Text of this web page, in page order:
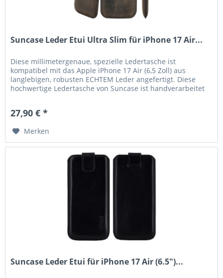
Suncase Leder Etui Ultra Slim für iPhone 17 Air...
Diese millimetergenaue, spezielle Ledertasche ist
kompatibel mit das Apple iPhone 17 Air (6,5 Zoll) aus
langlebigen, robusten ECHTEM Leder angefertigt. Diese
hochwertige Ledertasche von Suncase ist handverarbeitet
27,90 € *
Merken
Suncase Leder Etui für iPhone 17 Air (6.5")...